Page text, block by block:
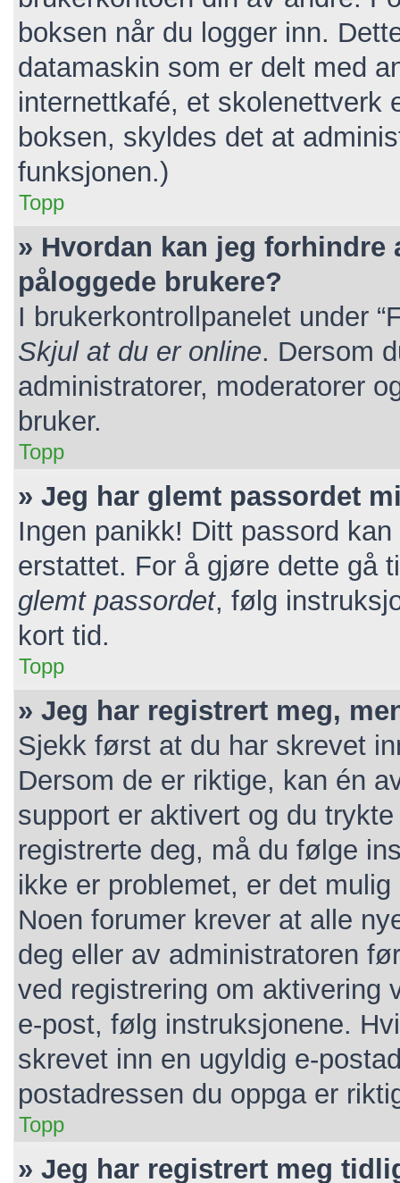
boksen når du logger inn.
datamaskin som er delt med
internettkafé, et skolenettverk
boksen, skyldes det at
funksjonen.)
Topp
» Hvordan kan jeg
påloggede brukere?
I brukerkontrollpanelet under
Skjul at du er online. Dersom
administratorer, moderatorer
bruker.
Topp
» Jeg har glemt passordet
Ingen panikk! Ditt passord
erstattet. For å gjøre dette gå
glemt passordet, følg
kort tid.
Topp
» Jeg har registrert meg,
Sjekk først at du har skrevet
Dersom de er riktige, kan én
support er aktivert og du
registrerte deg, må du følge
ikke er problemet, er det
Noen forumer krever at alle
deg eller av administratoren
ved registrering om aktivering
e-post, følg instruksjonene.
skrevet inn en ugyldig e-
postadressen du oppga er
Topp
» Jeg har registrert meg